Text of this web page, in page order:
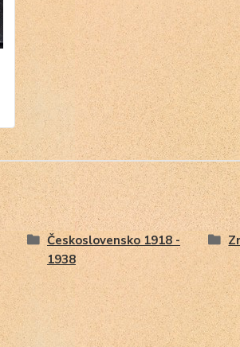
Československo 1918 -
1938